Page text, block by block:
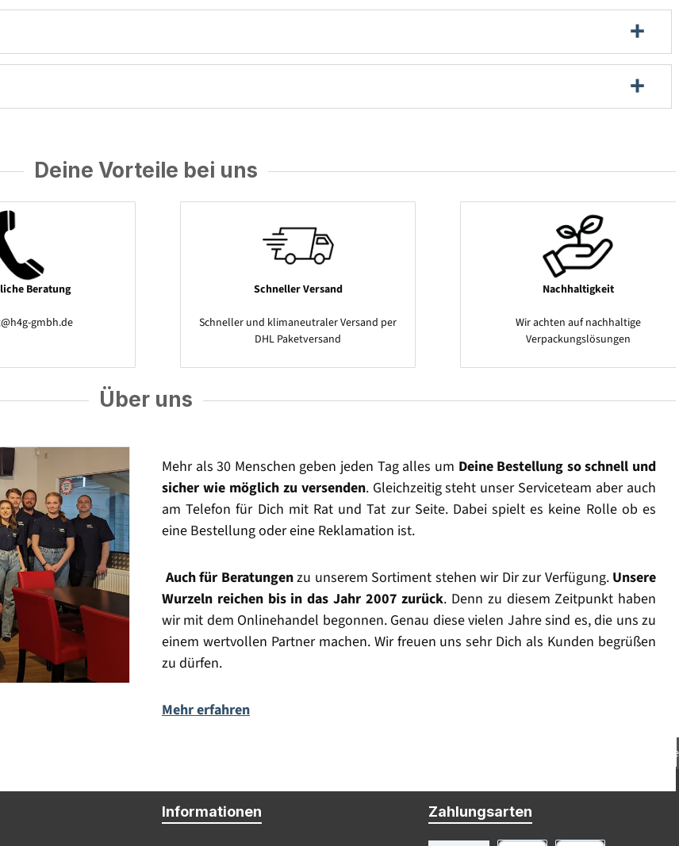
Deine Vorteile bei uns
Beratung
gmbh.de
Schneller Versand
Schneller und klimaneutraler Versand per
DHL Paketversand
Nachhaltigkeit
Wir achten auf nachhaltige
Verpackungslösungen
Über uns
Mehr als 30 Menschen geben jeden Tag alles um Deine Bestellung so schnell und
sicher wie möglich zu versenden. Gleichzeitig steht unser Serviceteam aber auch
am Telefon für Dich mit Rat und Tat zur Seite. Dabei spielt es keine Rolle ob es
eine Bestellung oder eine Reklamation ist.
Auch für Beratungenzu unserem Sortiment stehen wir Dir zur Verfügung. Unsere
Wurzeln reichen bis in das Jahr 2007 zurück. Denn zu diesem Zeitpunkt haben
wir mit dem Onlinehandel begonnen. Genau diese vielen Jahre sind es, die uns zu
einem wertvollen Partner machen. Wir freuen uns sehr Dich als Kunden begrüßen
zu dürfen.
Mehr erfahren
Beratung: support@h4g-gmbh.de
Informationen Zahlungsarten